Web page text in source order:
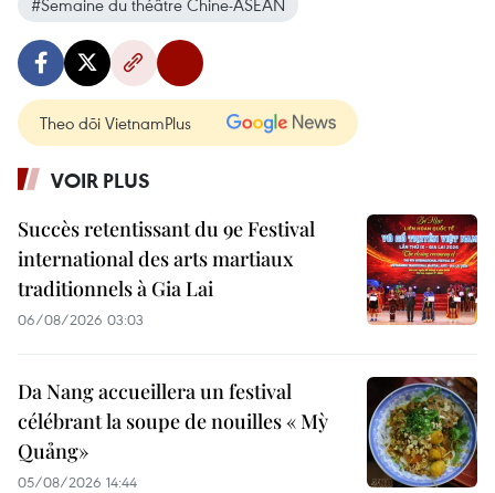
Theo dõi VietnamPlus
VOIR PLUS
Succès retentissant du 9e Festival
international des arts martiaux
traditionnels à Gia Lai
06/08/2026 03:03
Da Nang accueillera un festival
célébrant la soupe de nouilles « Mỳ
Quảng»
05/08/2026 14:44